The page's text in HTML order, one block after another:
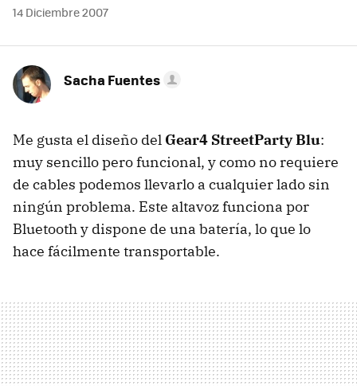
14 Diciembre 2007
Sacha Fuentes
Me gusta el diseño del Gear4 StreetParty Blu:
muy sencillo pero funcional, y como no requiere
de cables podemos llevarlo a cualquier lado sin
ningún problema. Este altavoz funciona por
Bluetooth y dispone de una batería, lo que lo
hace fácilmente transportable.